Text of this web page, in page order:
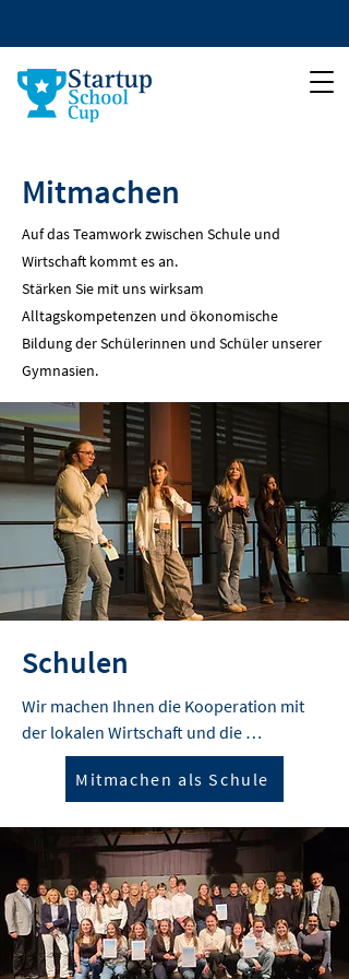
Mitmachen
Auf das Teamwork zwischen Schule und
Wirtschaft kommt es an.
Stärken Sie mit uns wirksam
Alltagskompetenzen und ökonomische
Bildung der Schülerinnen und Schüler unserer
Gymnasien.
Schulen
Wir machen Ihnen die Kooperation mit
der lokalen Wirtschaft und die
Organisation der Pitch-Wettbewerbe
einfach.
Als Fachschaft Wirtschaft-Recht melden
Sie uns spätestens im Juli Ihr Interesse
für das kommende Schuljahr. Wir
gewinnen die geeigneten Partner in der
Region als Coaches für Ihre Klassen.
Unser Muster-Organisationsplan hilft
Mitmachen als Schule